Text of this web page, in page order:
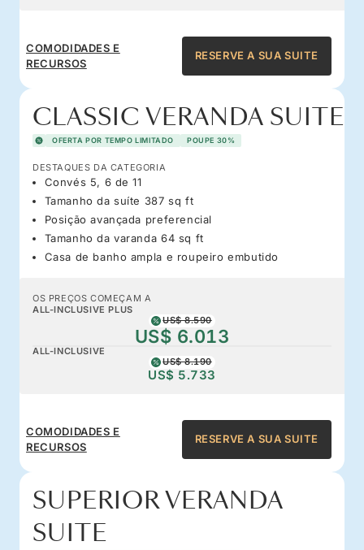
COMODIDADES E
RECURSOS
RESERVE A SUA SUITE
CLASSIC VERANDA SUITE
OFERTA POR TEMPO LIMITADO POUPE 30%
DESTAQUES DA CATEGORIA
Convés 5, 6 de 11
Tamanho da suíte 387 sq ft
Posição avançada preferencial
Tamanho da varanda 64 sq ft
Casa de banho ampla e roupeiro embutido
OS PREÇOS COMEÇAM A
ALL-INCLUSIVE PLUS
US$ 8.590
US$ 6.013
ALL-INCLUSIVE
US$ 8.190
US$ 5.733
COMODIDADES E
RECURSOS
RESERVE A SUA SUITE
SUPERIOR VERANDA
SUITE